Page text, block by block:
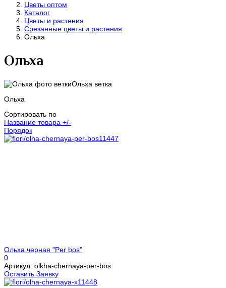
Цветы оптом
Каталог
Цветы и растения
Срезанные цветы и растения
Ольха
Ольха
Ольха ветка
Ольха
Сортировать по
Название товара +/-
Порядок
Ольха черная "Per bos"
0
Артикул: olkha-chernaya-per-bos
Оставить Заявку